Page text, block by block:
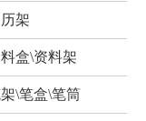
架
盒\资料架
\笔盒\笔筒